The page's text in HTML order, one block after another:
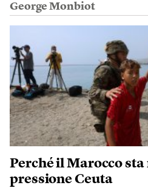
George Monbiot
Perché il Marocco
pressione Ceuta